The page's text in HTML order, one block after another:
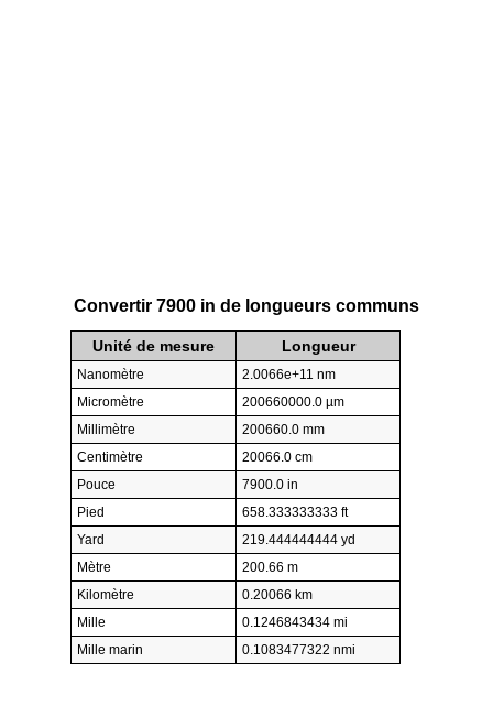
Convertir 7900 in de longueurs communs
Unité de mesure Longueur
Nanomètre
2.0066e+11 nm
Micromètre
200660000.0 µm
Millimètre
200660.0 mm
Centimètre
20066.0 cm
Pouce
7900.0 in
Pied
658.333333333 ft
Yard
219.444444444 yd
Mètre
200.66 m
Kilomètre
0.20066 km
Mille
0.1246843434 mi
Mille marin
0.1083477322 nmi